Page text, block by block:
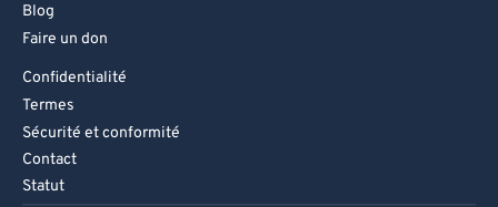
Blog
Faire un don
Confidentialité
Termes
Sécurité et conformité
Contact
Statut